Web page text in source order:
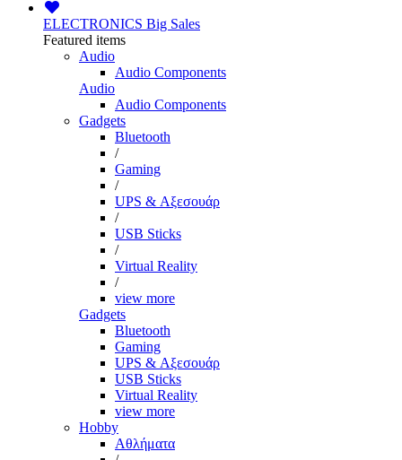
ELECTRONICS Big Sales
Featured items
Audio
Audio Components
Audio
Audio Components
Gadgets
Bluetooth
/
Gaming
/
UPS & Αξεσουάρ
/
USB Sticks
/
Virtual Reality
/
view more
Gadgets
Bluetooth
Gaming
UPS & Αξεσουάρ
USB Sticks
Virtual Reality
view more
Hobby
Αθλήματα